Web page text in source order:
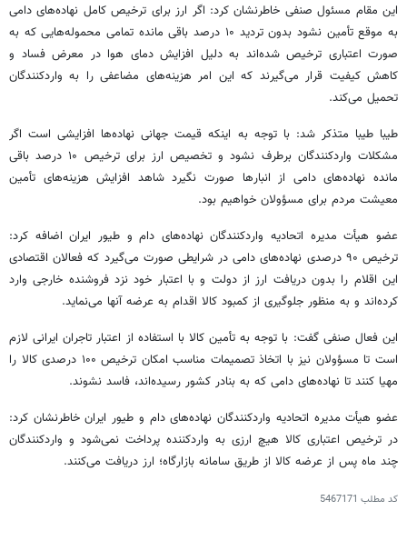
این مقام مسئول صنفی خاطرنشان کرد: اگر ارز برای ترخیص کامل نهاده‌های دامی
به موقع تأمین نشود بدون تردید ۱۰ درصد باقی مانده تمامی محموله‌هایی که به
صورت اعتباری ترخیص شده‌اند به دلیل افزایش دمای هوا در معرض فساد و
کاهش کیفیت قرار می‌گیرند که این امر هزینه‌های مضاعفی را به واردکنندگان
تحمیل می‌کند.
طیبا طیبا متذکر شد: با توجه به اینکه قیمت جهانی نهاده‌ها افزایشی است اگر
مشکلات واردکنندگان برطرف نشود و تخصیص ارز برای ترخیص ۱۰ درصد باقی
مانده نهاده‌های دامی از انبارها صورت نگیرد شاهد افزایش هزینه‌های تأمین
معیشت مردم برای مسؤولان خواهیم بود.
عضو هیأت مدیره اتحادیه واردکنندگان نهاده‌های دام وطیور ایران اضافه کرد:
ترخیص ۹۰ درصدی نهاده‌های دامی در شرایطی صورت می‌گیرد که فعالان اقتصادی
این اقلام را بدون دریافت ارز از دولت و با اعتبار خود نزد فروشنده خارجی وارد
کرده‌اند و به منظور جلوگیری از کمبود کالا اقدام به عرضه آنها می‌نماید.
این فعال صنفی گفت: با توجه به تأمین کالا با استفاده از اعتبار تاجران ایرانی لازم
است تا مسؤولان نیز با اتخاذ تصمیمات مناسب امکان ترخیص
۱۰۰ درصدی کالا را
مهیا کنند تا نهاده‌های دامی که به بنادر کشور رسیده‌اند، فاسد نشوند.
عضو هیأت مدیره اتحادیه واردکنندگان نهاده‌های دام و طیور ایران خاطرنشان کرد:
در ترخیص اعتباری کالا هیچ ارزی به واردکننده پرداخت نمی‌شود و واردکنندگان
چند ماه پس از عرضه کالا از طریق سامانه بازارگاه؛ ارز دریافت می‌کنند.
کد مطلب 5467171